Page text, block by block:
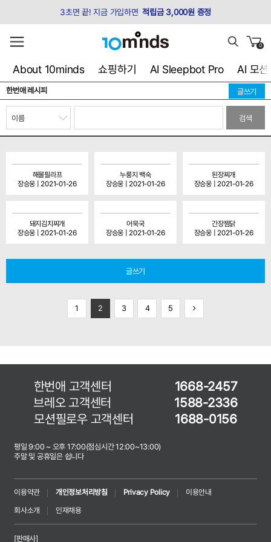
3초면 끝! 지금 가입하면 적립금 3,000원 증정
0
About 10minds 쇼핑하기 AI Sleepbot Pro AI 모션
한번애 레시피 글쓰기
검색
해물필라프
장승웅 | 2021-01-26
누룽지 백숙
장승웅 | 2021-01-26
된장찌개
장승웅 | 2021-01-26
돼지김치찌개
장승웅 | 2021-01-26
어묵국
장승웅 | 2021-01-26
간장찜닭
장승웅 | 2021-01-26
글쓰기
1 2 3 4 5
한번애 고객센터
1668-2457
브레오 고객센터
1588-2336
모션필로우 고객센터
1688-0156
평일 9:00 ~ 오후 17:00(점심시간 12:00~13:00)
주말 및 공휴일은 쉽니다
이용약관 개인정보처리방침 Privacy Policy
이용안내
회사소개
인재채용
[판매사]